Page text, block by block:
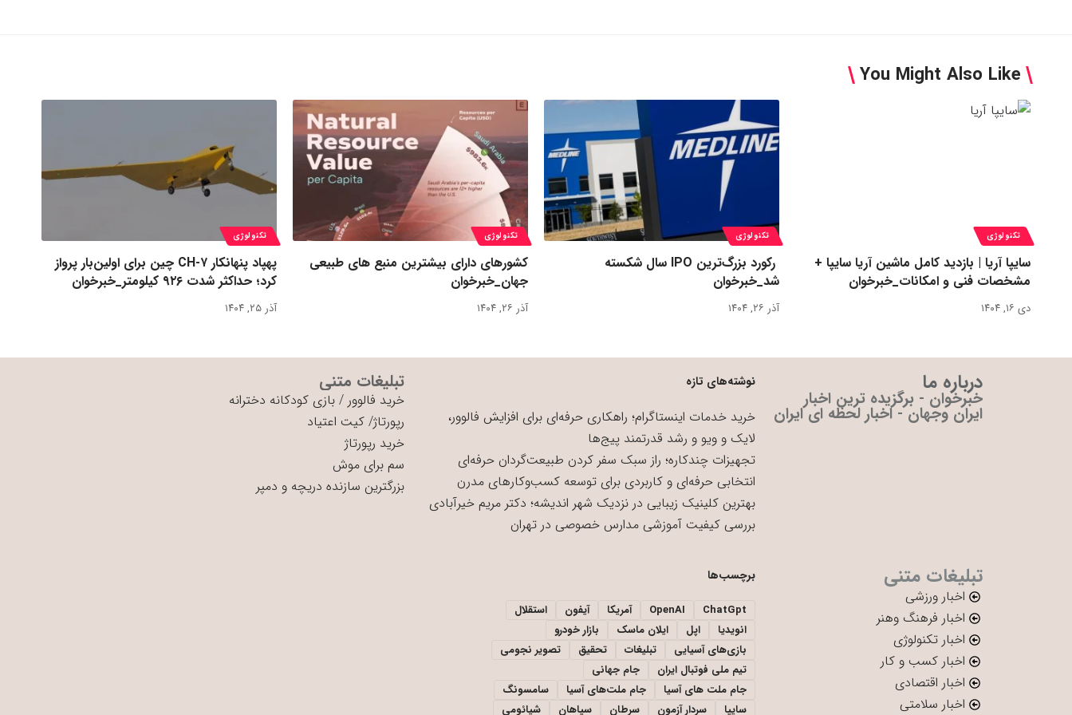
You Might Also Like
تکنولوژی
سایپا آریا | بازدید کامل ماشین آریا سایپا +
مشخصات فنی و امکانات_خبرخوان
دی ۱۶, ۱۴۰۴
تکنولوژی
رکورد بزرگ‌ترین IPO سال شکسته
شد_خبرخوان
آذر ۲۶, ۱۴۰۴
تکنولوژی
کشورهای دارای بیشترین منبع های طبیعی
جهان_خبرخوان
آذر ۲۶, ۱۴۰۴
تکنولوژی
پهپاد پنهانکار CH-۷ چین برای اولین‌بار پرواز
کرد؛ حداکثر شدت ۹۲۶ کیلومتر_خبرخوان
آذر ۲۵, ۱۴۰۴
درباره ما
خبرخوان - برگزیده ترین اخبار
ایران وجهان - اخبار لحظه ای ایران
نوشته‌های تازه
خرید خدمات اینستاگرام؛ راهکاری حرفه‌ای برای افزایش فالوور،
لایک و ویو و رشد قدرتمند پیج‌ها
تجهیزات چندکاره؛ راز سبک سفر کردن طبیعت‌گردان حرفه‌ای
انتخابی حرفه‌ای و کاربردی برای توسعه کسب‌وکارهای مدرن
بهترین کلینیک زیبایی در نزدیک شهر اندیشه؛ دکتر مریم خیرآبادی
بررسی کیفیت آموزشی مدارس خصوصی در تهران
تبلیغات متنی
خرید فالوور /بازی کودکانه دخترانه
رپورتاژ/کیت اعتیاد
خرید رپورتاژ
سم برای موش
بزرگترین سازنده دریچه و دمپر
تبلیغات متنی
اخبار ورزشی
اخبار فرهنگ وهنر
اخبار تکنولوژی
اخبار کسب و کار
اخبار اقتصادی
اخبار سلامتی
برچسب‌ها
ChatGpt
OpenAI آمریکا آیفون
استقلال
انویدیا
اپل ایلان ماسک
بازار خودرو
بازی‌های آسیایی
تبلیغات تحقیق
تصویر نجومی
تیم ملی فوتبال ایران
جام جهانی
جام ملت های آسیا
جام ملت‌های آسیا
سامسونگ
سایپا
سردار آزمون سرطان سپاهان شیائومی